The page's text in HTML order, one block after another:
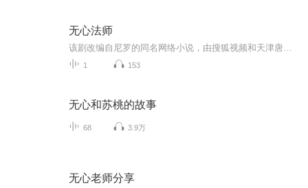
无心法师
1 153
无心和苏桃的故事
68 3.9万
无心老师分享